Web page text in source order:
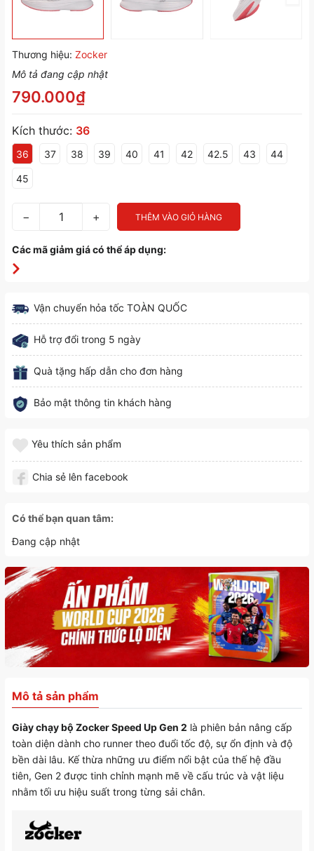
Thương hiệu: Zocker
Mô tả đang cập nhật
790.000₫
Kích thước: 36
36 37 38 39 40 41 42 42.5 43 44
45
− + THÊM VÀO GIỎ HÀNG
Các mã giảm giá có thể áp dụng:
Vận chuyển hỏa tốc TOÀN QUỐC
Hỗ trợ đổi trong 5 ngày
Quà tặng hấp dẫn cho đơn hàng
Bảo mật thông tin khách hàng
Yêu thích sản phẩm
Chia sẻ lên facebook
Có thể bạn quan tâm:
Đang cập nhật
Mô tả sản phẩm
Giày chạy bộ Zocker Speed Up Gen 2 là phiên bản nâng cấp
toàn diện dành cho runner theo đuổi tốc độ, sự ổn định và độ
bền dài lâu. Kế thừa những ưu điểm nổi bật của thế hệ đầu
tiên, Gen 2 được tinh chỉnh mạnh mẽ về cấu trúc và vật liệu
nhằm tối ưu hiệu suất trong từng sải chân.